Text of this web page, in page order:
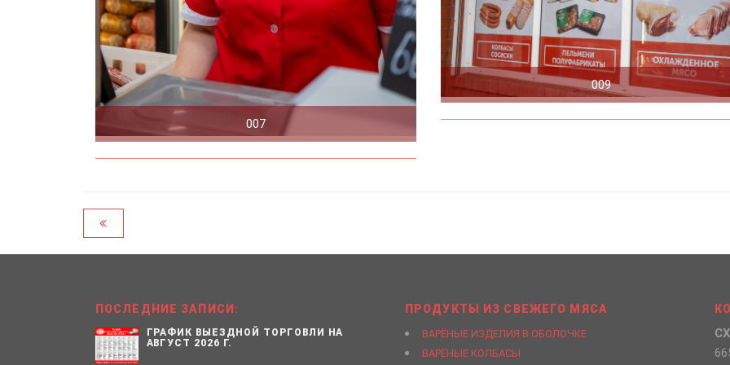
007
009
ПОСЛЕДНИЕ ЗАПИСИ:
ГРАФИК ВЫЕЗДНОЙ ТОРГОВЛИ НА
АВГУСТ 2026 Г.
ПРОДУКТЫ ИЗ СВЕЖЕГО МЯСА
ВАРЁНЫЕ ИЗДЕЛИЯ В ОБОЛОЧКЕ
ВАРЁНЫЕ КОЛБАСЫ